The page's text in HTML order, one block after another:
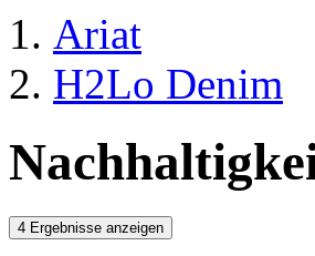
Ariat
H2Lo Denim
4 Ergebnisse anzeigen